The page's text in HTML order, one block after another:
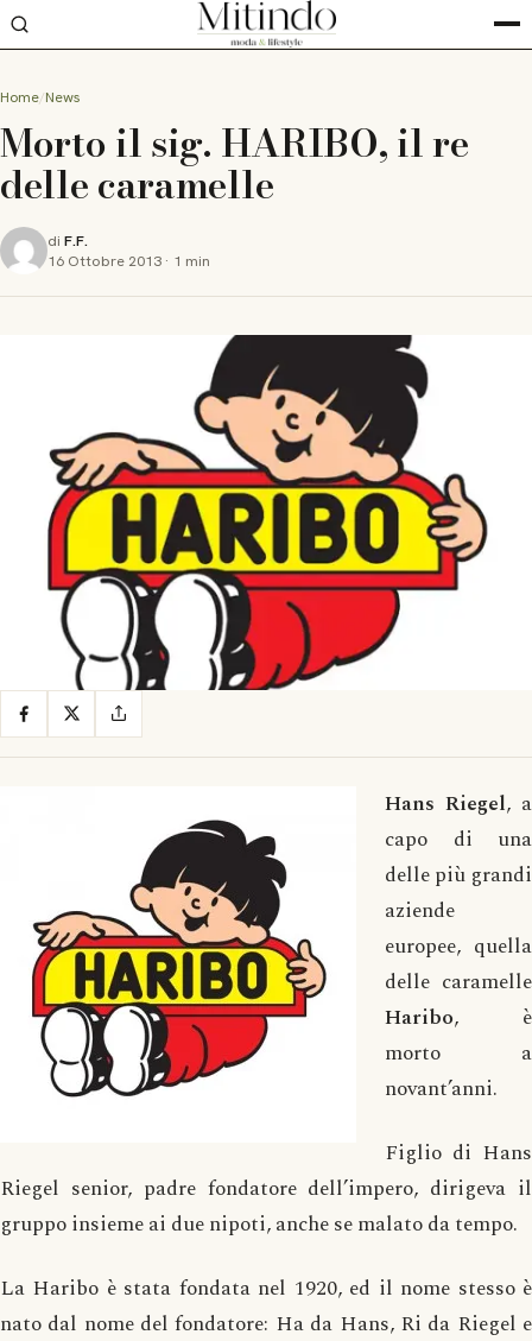
Home News
Morto il sig. HARIBO, il re
delle caramelle
di F.F.
16 Ottobre 2013 · 1 min
Hans Riegel, a
capo di una
delle più grandi
aziende
europee, quella
delle caramelle
Haribo, è
morto a
novant’anni.
Figlio di Hans
Riegel senior, padre fondatore dell’impero, dirigeva il
gruppo insieme ai due nipoti, anche se malato da tempo.
La Haribo è stata fondata nel 1920, ed il nome stesso è
nato dal nome del fondatore: Ha da Hans, Ri da Riegel e